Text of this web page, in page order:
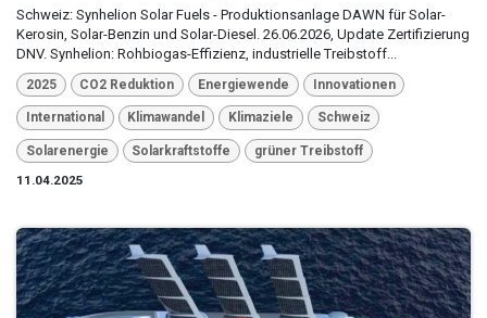
Schweiz: Synhelion Solar Fuels - Produktionsanlage DAWN für Solar-
Kerosin, Solar-Benzin und Solar-Diesel. 26.06.2026, Update Zertifizierung
DNV. Synhelion: Rohbiogas-Effizienz, industrielle Treibstoff...
2025 CO2 Reduktion Energiewende Innovationen
International Klimawandel Klimaziele Schweiz
Solarenergie Solarkraftstoffe
grüner Treibstoff
11.04.2025